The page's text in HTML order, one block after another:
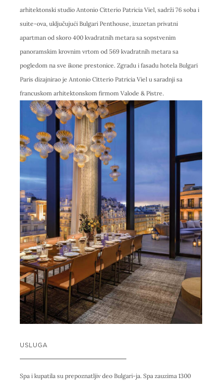
arhitektonski studio Antonio Citterio Patricia Viel, sadrži 76 soba i
suite-ova, uključujući Bulgari Penthouse, izuzetan privatni
apartman od skoro 400 kvadratnih metara sa sopstvenim
panoramskim krovnim vrtom od 569 kvadratnih metara sa
pogledom na sve ikone prestonice. Zgradu i fasadu hotela Bulgari
Paris dizajnirao je Antonio Citterio Patricia Viel u saradnji sa
francuskom arhitektonskom firmom Valode & Pistre.
USLUGA
Spa i kupatila su prepoznatljiv deo Bulgari-ja. Spa zauzima 1300